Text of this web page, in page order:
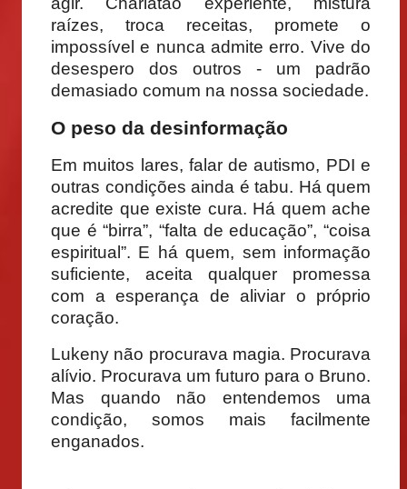
raízes, troca receitas, promete o
impossível e nunca admite erro. Vive do
desespero dos outros - um padrão
demasiado comum na nossa sociedade.
O peso da desinformação
Em muitos lares, falar de autismo, PDI e
outras condições ainda é tabu. Há quem
acredite que existe cura. Há quem ache
que é “birra”, “falta de educação”, “coisa
espiritual”. E há quem, sem informação
suficiente, aceita qualquer promessa
com a esperança de aliviar o próprio
coração.
Lukeny não procurava magia. Procurava
alívio. Procurava um futuro para o Bruno.
Mas quando não entendemos uma
condição, somos mais facilmente
enganados.